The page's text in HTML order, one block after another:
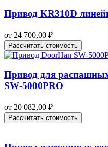
Привод KR310D
от 24 700,00 ₽
Рассчитать стоимость
Привод для
SW‑5000PRO
от 20 082,00 ₽
Рассчитать стоимость